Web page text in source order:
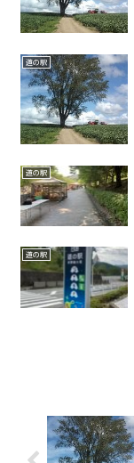
道の駅
道の駅
道の駅